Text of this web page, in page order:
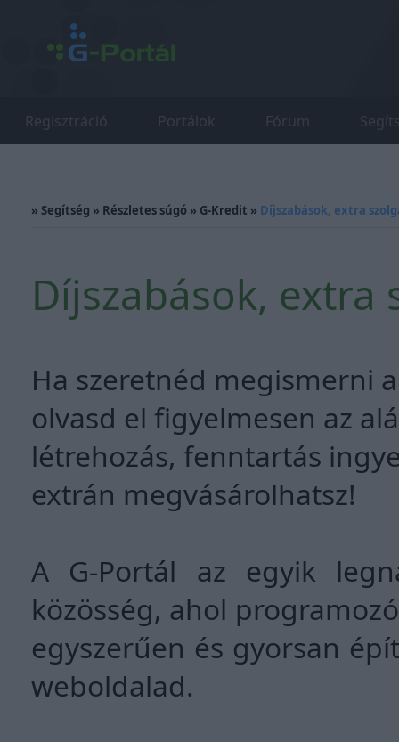
Regisztráció Portálok Fórum
» Segítség » Részletes súgó » G-Kredit » Díjszabások, extra
Díjszabások, extra
Ha szeretnéd megismerni
olvasd el figyelmesen az
létrehozás, fenntartás
extrán megvásárolhatsz!
A G-Portál az egyik
közösség, ahol
egyszerűen és gyorsan
weboldalad.